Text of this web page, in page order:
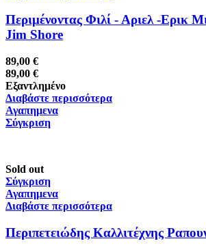
Περιμένοντας Φιλί - Αριελ -Ερικ
Jim Shore
89,00 €
89,00 €
Εξαντλημένο
Διαβάστε περισσότερα
Αγαπημενα
Σύγκριση
Sold out
Σύγκριση
Αγαπημενα
Διαβάστε περισσότερα
Περιπετειώδης Καλλιτέχνης